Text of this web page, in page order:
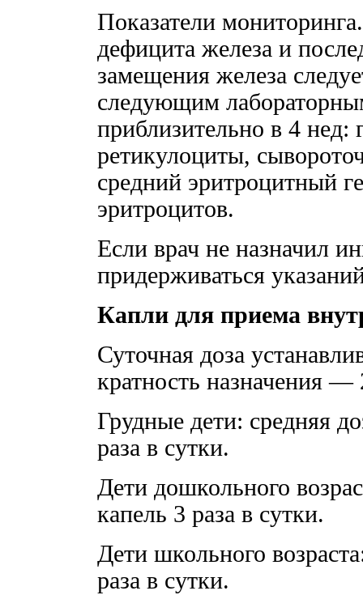
Показатели
дефицита железа и
замещения железа
следующим
приблизительно в 4 нед:
ретикулоциты,
средний эритроцитный
эритроцитов.
Если врач не назначил
придерживаться
Капли для приема
Суточная доза
кратность назначения —
Грудные дети: средняя
раза в сутки.
Дети дошкольного
капель 3 раза в сутки.
Дети школьного
раза в сутки.